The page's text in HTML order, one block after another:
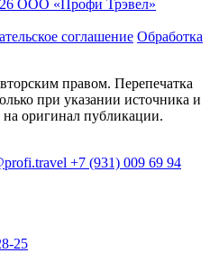
ООО «Профи Трэвeл»
соглашение Обработка
правом. Перепечатка
при указании источника и
оригинал публикации.
+7 (931) 009 69 94
25